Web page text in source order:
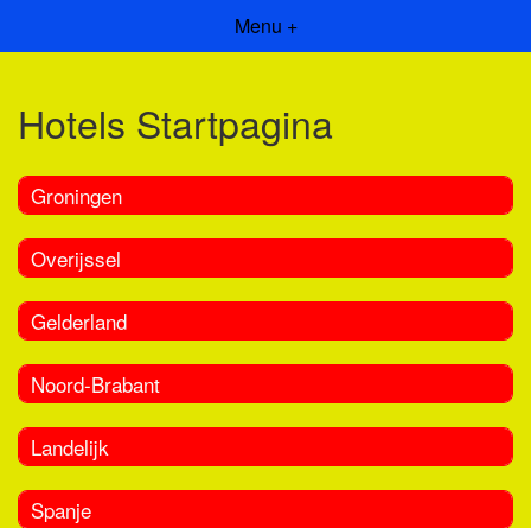
Menu +
Hotels Startpagina
Groningen
Overijssel
Gelderland
Noord-Brabant
Landelijk
Spanje